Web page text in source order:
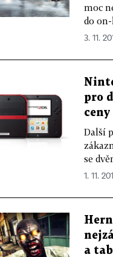
moc
do
3. 11.
pro
ceny
Další
se
1. 11.
a